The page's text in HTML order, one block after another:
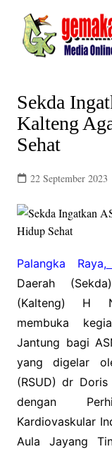
content
Sekda
Kalteng
Sehat
22 September 2023
Palangka Raya,
Daerah
(Kalteng) H
membuka
Jantung bagi
yang digelar
(RSUD) dr Doris
dengan
Kardiovaskular
Aula Jayang